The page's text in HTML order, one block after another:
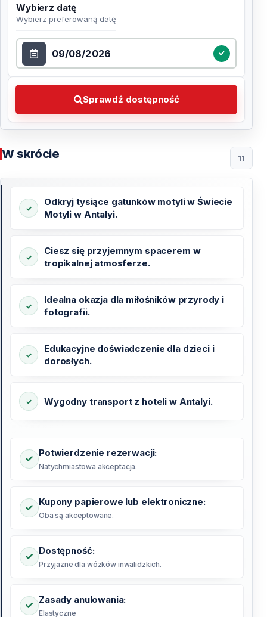
Wybierz datę
Wybierz preferowaną datę
Wybierz datę
Sprawdź dostępność
Sprawdź dostępność Wybierz preferowaną datę
W skrócie 11
Odkryj tysiące gatunków motyli w Świecie
Motyli w Antalyi.
Ciesz się przyjemnym spacerem w
tropikalnej atmosferze.
Idealna okazja dla miłośników przyrody i
fotografii.
Edukacyjne doświadczenie dla dzieci i
dorosłych.
Wygodny transport z hoteli w Antalyi.
Potwierdzenie rezerwacji:
Natychmiastowa akceptacja.
Kupony papierowe lub elektroniczne:
Oba są akceptowane.
Dostępność:
Przyjazne dla wózków inwalidzkich.
Zasady anulowania:
Elastyczne